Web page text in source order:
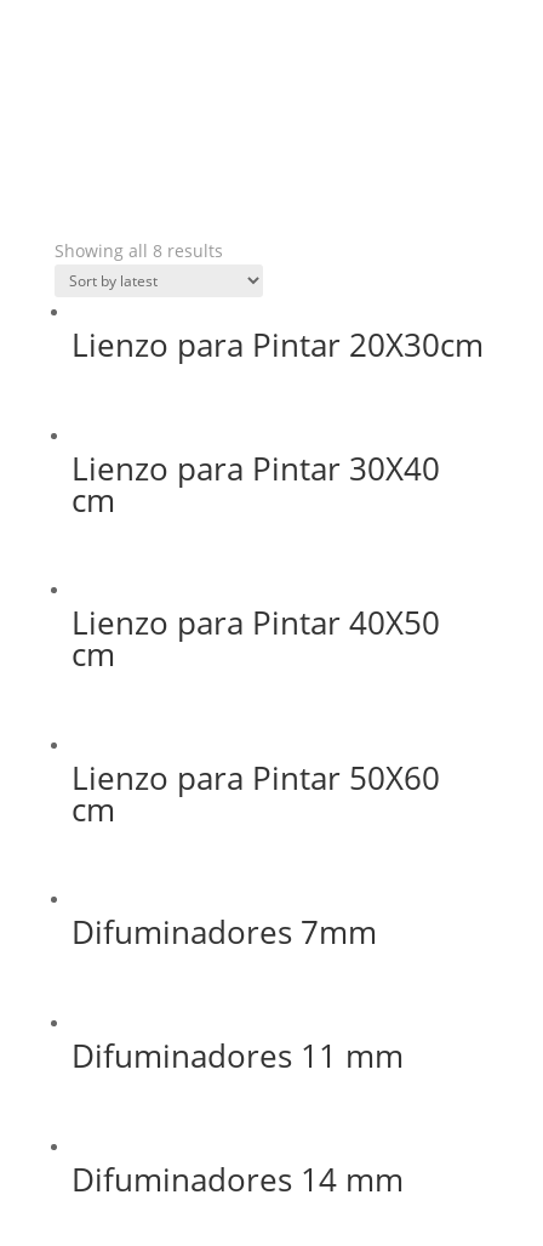
Showing all 8 results
Lienzo para Pintar 20X30cm
Lienzo para Pintar 30X40
cm
Lienzo para Pintar 40X50
cm
Lienzo para Pintar 50X60
cm
Difuminadores 7mm
Difuminadores 11 mm
Difuminadores 14 mm